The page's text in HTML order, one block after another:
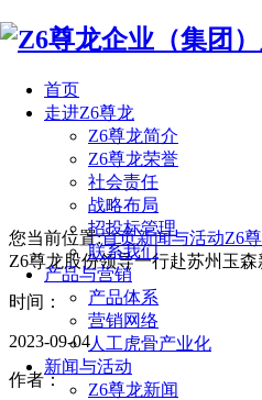
首页
走进Z6尊龙
Z6尊龙简介
Z6尊龙荣誉
社会责任
战略布局
招投标管理
联系我们
产品与营销
产品体系
营销网络
人工虎骨产业化
新闻与活动
Z6尊龙新闻
您当前位置:首页新闻与活动Z6
Z6尊龙股份领导一行赴苏州玉
时间：
2023-09-04
作者：